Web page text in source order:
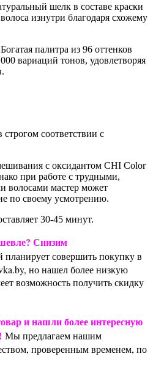
шелк в составе краски
изнутри благодаря схожему
Богатая палитра из 96 оттенков
вариаций тонов, удовлетворяя
соответствии с
с оксидантом CHI Color
при работе с трудными,
волосами мастер может
по своему усмотрению.
30-45 минут.
Снизим
планирует совершить покупку в
но нашел более низкую
возможность получить скидку
и нашли более интересную
Мы предлагаем нашим
проверенным временем, по